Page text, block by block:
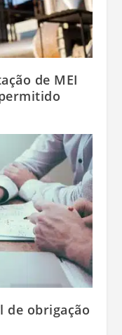
de MEI
de obrigação